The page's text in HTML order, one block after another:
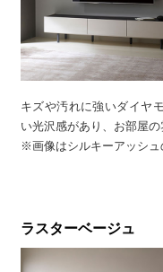
キズや汚れに強いダイヤ
い光沢感があり、お部屋の
※画像はシルキーアッシュ
ラスターベージュ